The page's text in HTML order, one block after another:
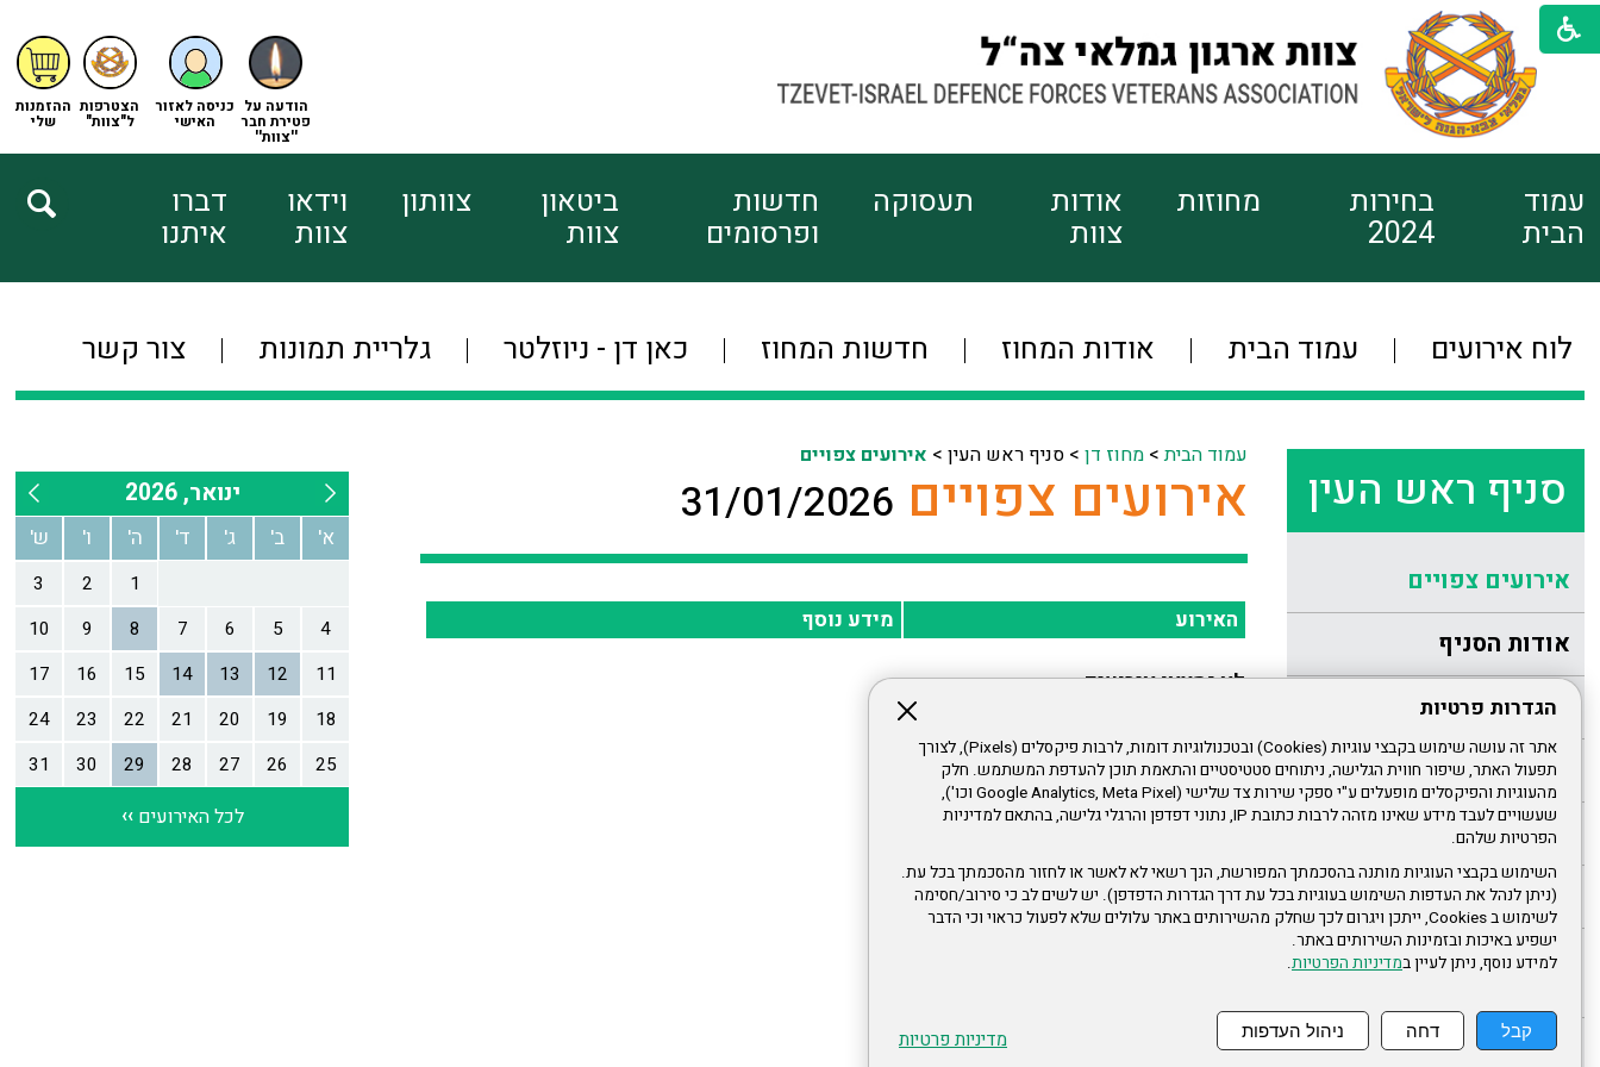
הגדרות פרטיות
אתר זה עושה שימוש בקבצי עוגיות (Cookies) ובטכנולוגיות דומות, לרבות פיקסלים (Pixels), לצורך
תפעול האתר, שיפור חווית הגלישה, ניתוחים סטטיסטיים והתאמת תוכן להעדפת המשתמש. חלק
מהעוגיות והפיקסלים מופעלים ע"י ספקי שירות צד שלישי (Google Analytics, Meta Pixel וכו'),
שעשויים לעבד מידע שאינו מזהה לרבות כתובת IP, נתוני דפדפן והרגלי גלישה, בהתאם למדיניות
הפרטיות שלהם.
השימוש בקבצי העוגיות מותנה בהסכמתך המפורשת, הנך רשאי לא לאשר או לחזור מהסכמתך בכל עת.
(ניתן לנהל את העדפות השימוש בעוגיות בכל עת דרך הגדרות הדפדפן). יש לשים לב כי סירוב/חסימה
לשימוש ב Cookies, ייתכן ויגרום לכך שחלק מהשירותים באתר עלולים שלא לפעול כראוי וכי הדבר
ישפיע באיכות ובזמינות השירותים באתר.
למידע נוסף, ניתן לעיין במדיניות הפרטיות.
קבל דחה ניהול העדפות מדיניות פרטיות
ההזמנות
שלי
הצטרפות
ל"צוות"
כניסה לאזור
האישי
הודעה על
פטירת חבר
''צוות''
עמוד
הבית
בחירות
2024
מחוזות אודות
צוות
תעסוקה חדשות
ופרסומים
ביטאון
צוות
צוותון וידאו
צוות
דברו
איתנו
לוח אירועים עמוד הבית אודות המחוז חדשות המחוז כאן דן - ניוזלטר גלריית תמונות צור קשר
סניף ראש העין
אירועים צפויים
אודות הסניף
הנהלת הסניף
הודעות לחברים
חוזרים רבעוניים
פעילות בסניף
קישוריות מצולמות
גלריות תמונות
עמוד הבית>מחוז דן >סניף ראש העין > אירועים צפויים
אירועים צפויים 31/01/2026
האירוע מידע נוסף
לא נמצאו אירועים